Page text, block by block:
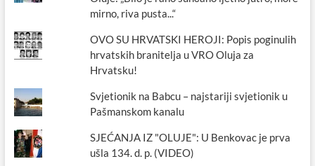
mirno, riva pusta...“
OVO SU HRVATSKI HEROJI: Popis poginulih
hrvatskih branitelja u VRO Oluja za
Hrvatsku!
Svjetionik na Babcu – najstariji svjetionik u
Pašmanskom kanalu
SJEĆANJA IZ "OLUJE": U Benkovac je prva
ušla 134. d. p. (VIDEO)